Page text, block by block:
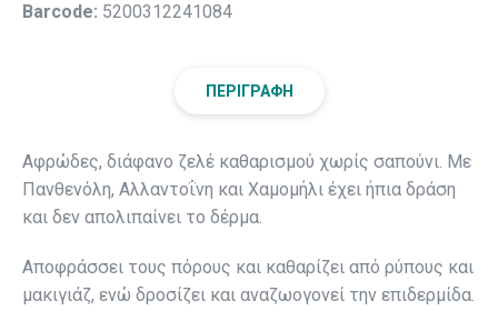
Βarcode: 5200312241084
ΠΕΡΙΓΡΑΦΉ
Αφρώδες, διάφανο ζελέ καθαρισμού χωρίς σαπούνι. Με
Πανθενόλη, Αλλαντοΐνη και Χαμομήλι έχει ήπια δράση
και δεν απολιπαίνει το δέρμα.
Αποφράσσει τους πόρους και καθαρίζει από ρύπους και
μακιγιάζ, ενώ δροσίζει και αναζωογονεί την επιδερμίδα.